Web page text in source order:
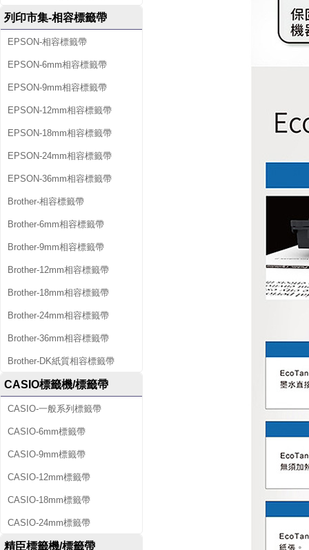
列印市集-相容標籤帶
EPSON-相容標籤帶
EPSON-6mm相容標籤帶
EPSON-9mm相容標籤帶
EPSON-12mm相容標籤帶
EPSON-18mm相容標籤帶
EPSON-24mm相容標籤帶
EPSON-36mm相容標籤帶
Brother-相容標籤帶
Brother-6mm相容標籤帶
Brother-9mm相容標籤帶
Brother-12mm相容標籤帶
Brother-18mm相容標籤帶
Brother-24mm相容標籤帶
Brother-36mm相容標籤帶
Brother-DK紙質相容標籤帶
CASIO標籤機/標籤帶
CASIO-一般系列標籤帶
CASIO-6mm標籤帶
CASIO-9mm標籤帶
CASIO-12mm標籤帶
CASIO-18mm標籤帶
CASIO-24mm標籤帶
精臣標籤機/標籤帶